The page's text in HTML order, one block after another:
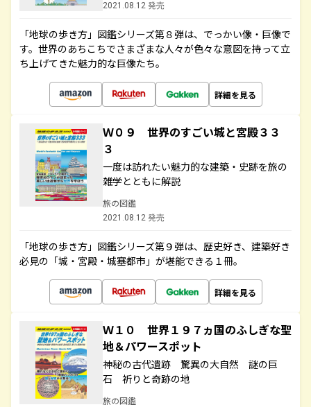
2021.08.12 発売
「地球の歩き方」図鑑シリーズ第８弾は、でっかい像・巨像で
す。世界のあちこちでさまざまな人々が色々な意図を持って立
ち上げてきた魅力的な巨像たち。
詳細を見る
Ｗ０９ 世界のすごい城と宮殿３３
３
一度は訪れたい魅力的な建築・史跡を旅の
雑学とともに解説
旅の図鑑
2021.08.12 発売
「地球の歩き方」図鑑シリーズ第９弾は、歴史好き、建築好き
必見の「城・宮殿・城塞都市」が堪能できる１冊。
詳細を見る
Ｗ１０ 世界１９７ヵ国のふしぎな聖
地＆パワースポット
神秘の古代遺跡 驚異の大自然 謎の巨
石 祈りと奇跡の地
旅の図鑑